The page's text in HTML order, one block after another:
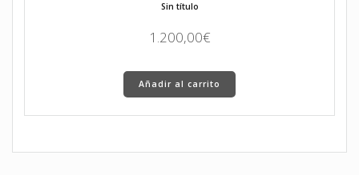
Sin título
1.200,00€
Añadir al carrito